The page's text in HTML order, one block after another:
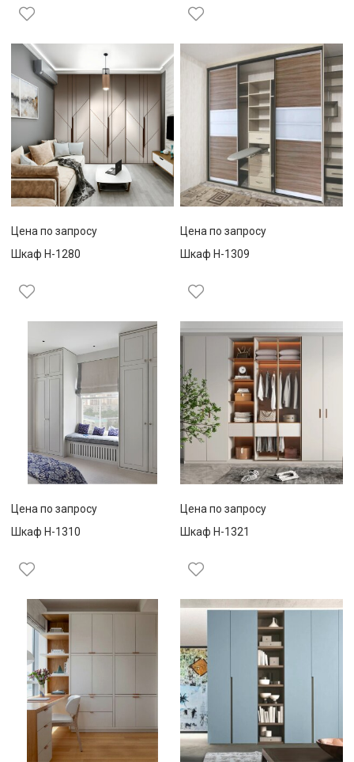
Цена по запросу
Шкаф Н-1280
Цена по запросу
Шкаф Н-1309
Цена по запросу
Шкаф Н-1310
Цена по запросу
Шкаф Н-1321